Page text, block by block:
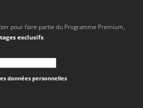
pour faire partie du Programme Premium,
exclusifs.
données personnelles